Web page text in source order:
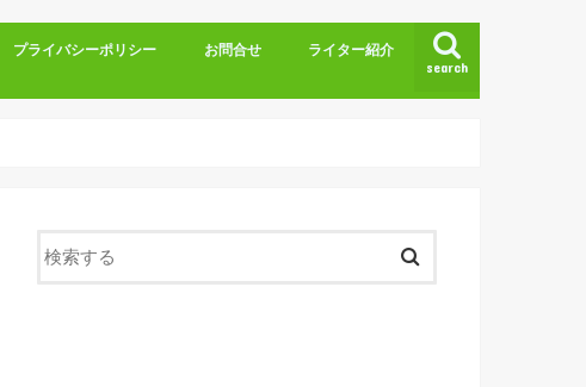
search
プライバシーポリシー お問合せ ライター紹介